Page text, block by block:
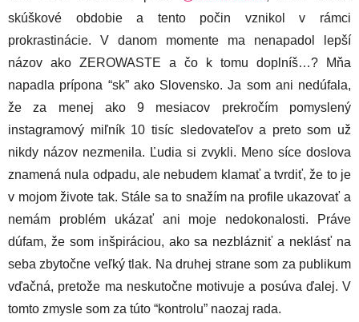
skúškové obdobie a tento počin vznikol v rámci
prokrastinácie. V danom momente ma nenapadol lepší
názov ako ZEROWASTE a čo k tomu doplníš…? Mňa
napadla prípona “sk” ako Slovensko. Ja som ani nedúfala,
že za menej ako 9 mesiacov prekročím pomyslený
instagramový miľník 10 tisíc sledovateľov a preto som už
nikdy názov nezmenila. Ľudia si zvykli. Meno síce doslova
znamená nula odpadu, ale nebudem klamať a tvrdiť, že to je
v mojom živote tak. Stále sa to snažím na profile ukazovať a
nemám problém ukázať ani moje nedokonalosti. Práve
dúfam, že som inšpiráciou, ako sa nezblázniť a neklásť na
seba zbytočne veľký tlak. Na druhej strane som za publikum
vďačná, pretože ma neskutočne motivuje a posúva ďalej. V
tomto zmysle som za túto “kontrolu” naozaj rada.